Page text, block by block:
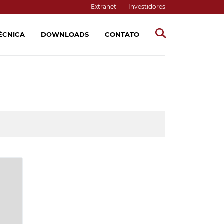
Extranet Investidores
DOWNLOADS CONTATO